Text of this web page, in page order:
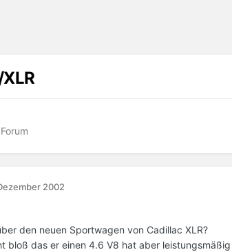
2002
den neuen Sportwagen von Cadillac XLR?
bloß das er einen 4.6 V8 hat aber